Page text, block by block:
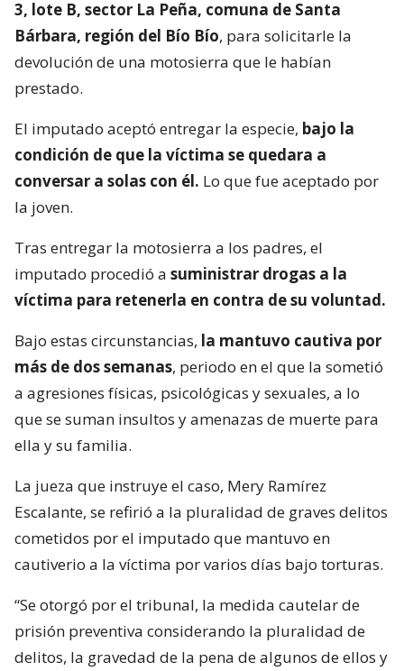
3, lote B, sector La Peña, comuna de Santa
Bárbara, región del Bío Bío, para solicitarle la
devolución de una motosierra que le habían
prestado.
El imputado aceptó entregar la especie, bajo la
condición de que la víctima se quedara a
conversar a solas con él. Lo que fue aceptado por
la joven.
Tras entregar la motosierra a los padres, el
imputado procedió a suministrar drogas a la
víctima para retenerla en contra de su voluntad.
Bajo estas circunstancias, la mantuvo cautiva por
más de dos semanas, periodo en el que la sometió
a agresiones físicas, psicológicas y sexuales, a lo
que se suman insultos y amenazas de muerte para
ella y su familia.
La jueza que instruye el caso, Mery Ramírez
Escalante, se refirió a la pluralidad de graves delitos
cometidos por el imputado que mantuvo en
cautiverio a la víctima por varios días bajo torturas.
“Se otorgó por el tribunal, la medida cautelar de
prisión preventiva considerando la pluralidad de
delitos, la gravedad de la pena de algunos de ellos y